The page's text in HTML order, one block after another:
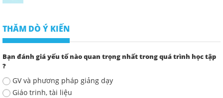
THĂM DÒ Ý KIẾN
Bạn đánh giá yếu tố nào quan trọng nhất trong quá trình học tập
?
GV và phương pháp giảng dạy
Giáo trinh, tài liệu